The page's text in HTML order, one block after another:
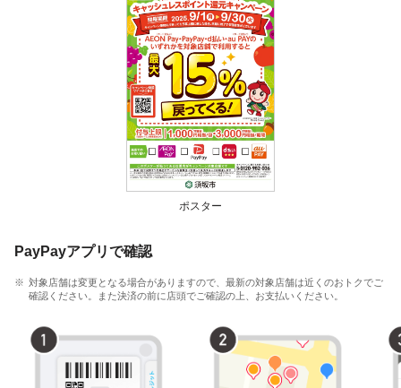
ポスター
PayPayアプリで確認
対象店舗は変更となる場合がありますので、最新の対象店舗は近くのおトクでご
確認ください。また決済の前に店頭でご確認の上、お支払いください。